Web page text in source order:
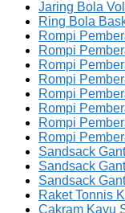
Jaring Bola
Ring Bola
Rompi
Rompi
Rompi
Rompi
Rompi
Rompi
Rompi
Rompi
Sandsack
Sandsack
Sandsack
Raket Tonnis
Cakram Kayu